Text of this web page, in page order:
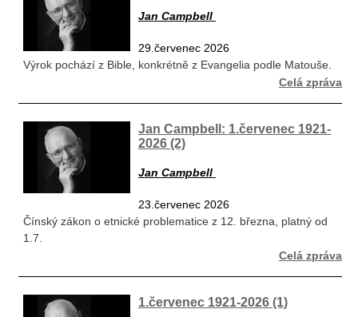
Jan Campbell
29.červenec 2026
Výrok pochází z Bible, konkrétně z Evangelia podle Matouše.
Celá zpráva
Jan Campbell: 1.červenec 1921-
2026 (2)
Jan Campbell
23.červenec 2026
Čínský zákon o etnické problematice z 12. března, platný od
1.7.
Celá zpráva
1.červenec 1921-2026 (1)